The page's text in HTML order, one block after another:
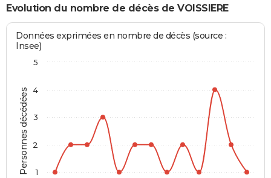
Evolution du nombre de décès de VOISSIERE
Personnes décédées
Données exprimées en nombre de décès (source :
Insee)
1
2
3
4
5